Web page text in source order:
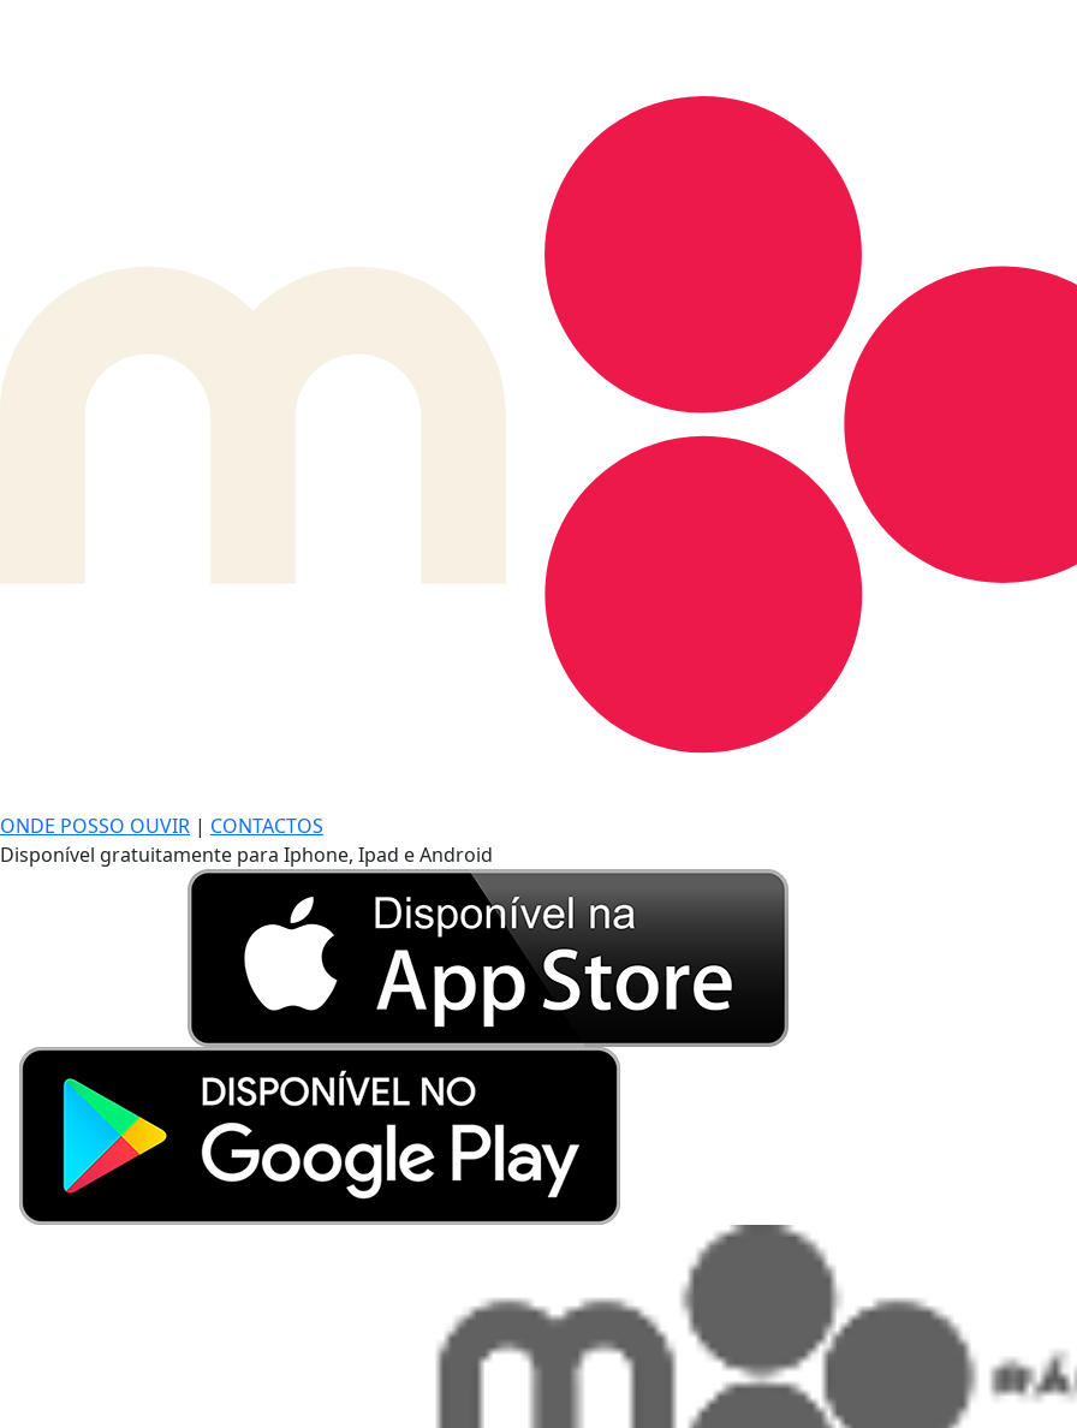
ONDE POSSO OUVIR | CONTACTOS
Disponível gratuitamente para Iphone, Ipad e Android